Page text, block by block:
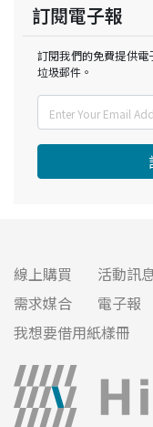
訂閱電子報
訂閱我們的免費提供
垃圾郵件。
線上購買 活動訊
需求媒合
電子報
我想要借用紙樣冊